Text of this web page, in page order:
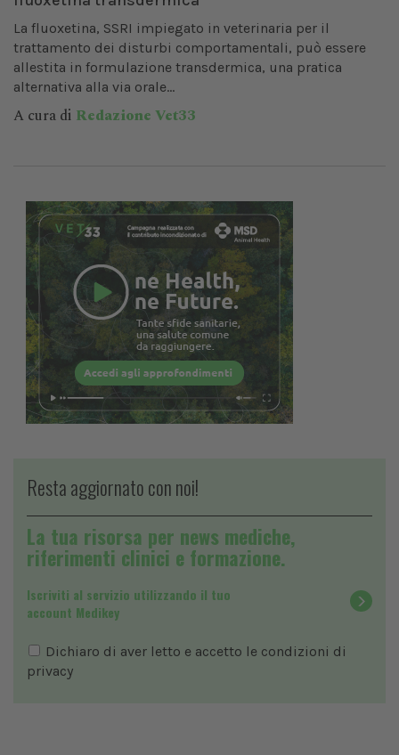
La fluoxetina, SSRI impiegato in veterinaria per il
trattamento dei disturbi comportamentali, può essere
allestita in formulazione transdermica, una pratica
alternativa alla via orale...
A cura di Redazione Vet33
Resta aggiornato con noi!
La tua risorsa per news mediche,
riferimenti clinici e formazione.
Iscriviti al servizio utilizzando il tuo
account Medikey
Dichiaro di aver letto e accetto le condizioni di
privacy